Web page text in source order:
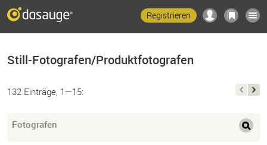
Registrieren
Still-Fotografen/Produktfotografen
132 Einträge, 1—15:
Fotografen